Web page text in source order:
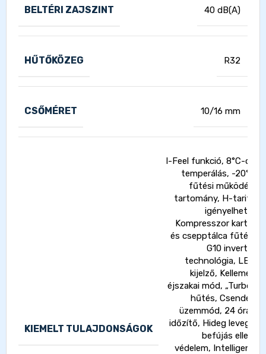
BELTÉRI ZAJSZINT 40 dB(A)
HŰTŐKÖZEG R32
CSŐMÉRET 10/16 mm
KIEMELT TULAJDONSÁGOK
I-Feel funkció, 8°C-os
temperálás, -20°C
fűtési működési
tartomány, H-tarifa
igényelhető,
Kompresszor karter
és csepptálca fűtés,
G10 inverter
technológia, LED
kijelző, Kellemes
éjszakai mód, „Turbo”
hűtés, Csendes
üzemmód, 24 órás
időzítő, Hideg levegő
befújás elleni
védelem, Intelligens